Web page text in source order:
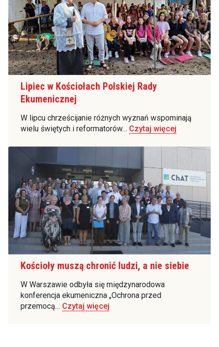
Lipiec w Kościołach Polskiej Rady
Ekumenicznej
W lipcu chrześcijanie różnych wyznań wspominają
wielu świętych i reformatorów… Czytaj więcej
Kościoły muszą chronić ludzi, a nie siebie
W Warszawie odbyła się międzynarodowa
konferencja ekumeniczna „Ochrona przed
przemocą… Czytaj więcej